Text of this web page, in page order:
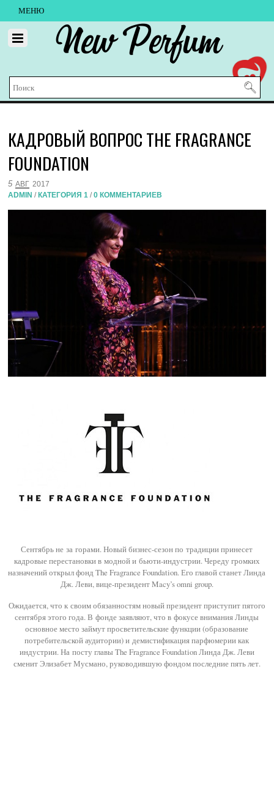
МЕНЮ
New Perfum
КАДРОВЫЙ ВОПРОС THE FRAGRANCE
FOUNDATION
5 АВГ 2017
ADMIN / КАТЕГОРИЯ 1 / 0 КОММЕНТАРИЕВ
Сентябрь не за горами. Новый бизнес-сезон по традиции принесет
кадровые перестановки в модной и бьюти-индустрии. Череду громких
назначений открыл фонд The Fragrance Foundation. Его главой станет Линда
Дж. Леви, вице-президент Macy’s omni group.
Ожидается, что к своим обязанностям новый президент приступит пятого
сентября этого года. В фонде заявляют, что в фокусе внимания Линды
основное место займут просветительские функции (образование
потребительской аудитории) и демистификация парфюмерии как
индустрии. На посту главы The Fragrance Foundation Линда Дж. Леви
сменит Элизабет Мусмано, руководившую фондом последние пять лет.